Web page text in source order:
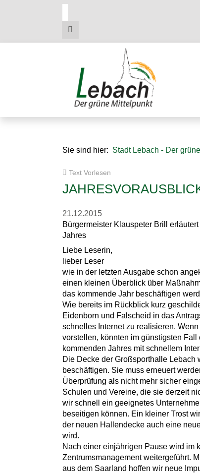
Sie sind hier: Stadt Lebach - Der
Text Vorlesen
21.12.2015
Bürgermeister Klauspeter Brill
Jahres
Liebe Leserin,
lieber Leser
wie in der letzten Ausgabe schon
einen kleinen Überblick über
das kommende Jahr beschäftigen
Wie bereits im Rückblick kurz
Eidenborn und Falscheid in das
schnelles Internet zu realisieren.
vorstellen, könnten im günstigsten
kommenden Jahres mit schnellem
Die Decke der Großsporthalle Lebach
beschäftigen. Sie muss erneuert
Überprüfung als nicht mehr sicher
Schulen und Vereine, die sie derzeit
wir schnell ein geeignetes
beseitigen können. Ein kleiner Trost
der neuen Hallendecke auch eine
wird.
Nach einer einjährigen Pause wird im
Zentrumsmanagement weitergeführt.
aus dem Saarland hoffen wir neue